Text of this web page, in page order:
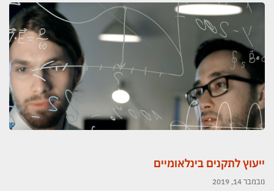
ייעוץ לתקנים בינלאומיים
נובמבר 14, 2019